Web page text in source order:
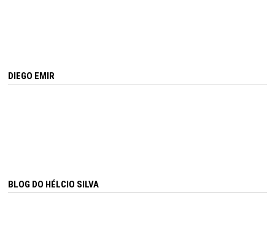
DIEGO EMIR
BLOG DO HÉLCIO SILVA